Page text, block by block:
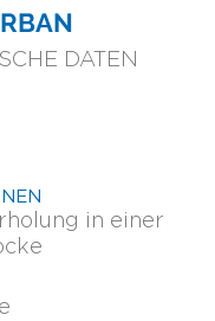
in einer
DATEN